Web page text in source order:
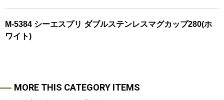
M-5384 シーエスプリ ダブルステンレスマグカップ280(ホ
ワイト)
MORE THIS CATEGORY ITEMS